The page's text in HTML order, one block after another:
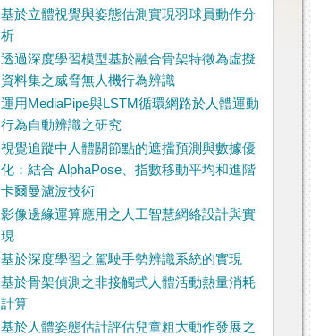
基於立體視覺與姿態估測實現羽球員動作分
析
透過深度學習模型基於融合骨架特徵為虛擬
資料集之威脅無人機行為辨識
運用MediaPipe與LSTM循環網路於人體運動
行為自動辨識之研究
視覺追蹤中人體關節點的遮擋預測與數據優
化：結合 AlphaPose、指數移動平均和進階
卡爾曼濾波技術
影像邊緣運算應用之人工智慧網絡設計與實
現
基於深度學習之駕駛手勢辨識系統的實現
基於骨架偵測之非接觸式人體活動熱量消耗
計算
基於人體姿態估計評估兒童粗大動作發展之